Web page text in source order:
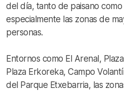
del día, tanto de paisano
especialmente las zonas de
personas.
Entornos como El Arenal,
Plaza Erkoreka, Campo
del Parque Etxebarria, las